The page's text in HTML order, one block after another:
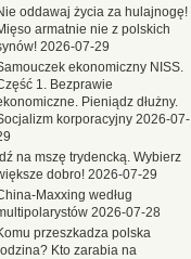
oddawaj życia za hulajnogę!
armatnie nie z polskich
2026-07-29
ekonomiczny NISS.
1. Bezprawie
Pieniądz dłużny.
korporacyjny 2026-07-
Idź na mszę trydencką. Wybierz
dobro! 2026-07-29
Maxxing według
2026-07-28
przeszkadza polska
Kto zarabia na